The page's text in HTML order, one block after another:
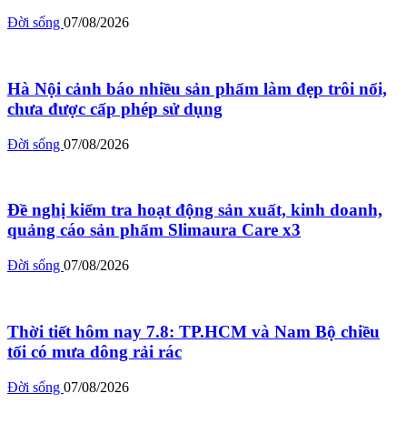
Đời sống 07/08/2026
Hà Nội cảnh báo nhiều sản phẩm làm đẹp trôi nổi,
chưa được cấp phép sử dụng
Đời sống 07/08/2026
Đề nghị kiểm tra hoạt động sản xuất, kinh doanh,
quảng cáo sản phẩm Slimaura Care x3
Đời sống 07/08/2026
Thời tiết hôm nay 7.8: TP.HCM và Nam Bộ chiều
tối có mưa dông rải rác
Đời sống 07/08/2026